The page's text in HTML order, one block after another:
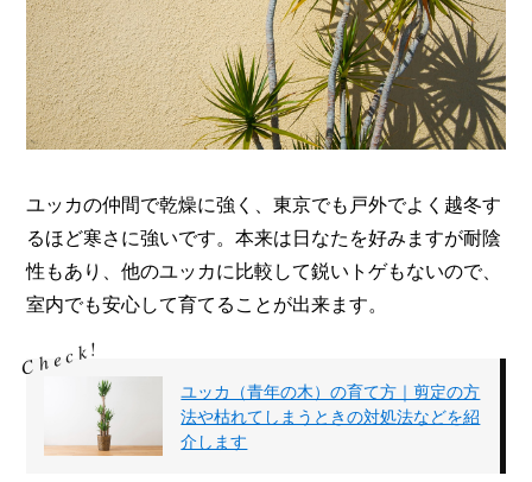
ユッカの仲間で乾燥に強く、東京でも戸外でよく越冬す
るほど寒さに強いです。本来は日なたを好みますが耐陰
性もあり、他のユッカに比較して鋭いトゲもないので、
室内でも安心して育てることが出来ます。
ユッカ（青年の木）の育て方｜剪定の方
法や枯れてしまうときの対処法などを紹
介します